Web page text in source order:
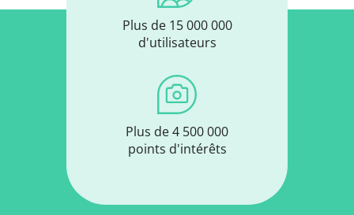
Plus de 15 000 000
d'utilisateurs
Plus de 4 500 000
points d'intérêts